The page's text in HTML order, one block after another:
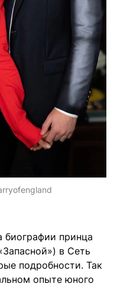
биографии принца
в Сеть
подробности. Так
опыте юного